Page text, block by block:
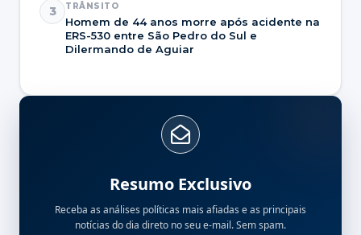
3 TRÂNSITO
Homem de 44 anos morre após acidente na
ERS-530 entre São Pedro do Sul e
Dilermando de Aguiar
Resumo Exclusivo
Receba as análises políticas mais afiadas e as principais
notícias do dia direto no seu e-mail. Sem spam.